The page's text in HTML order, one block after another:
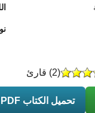
(
2) قارئ
تحميل الكتاب PDF